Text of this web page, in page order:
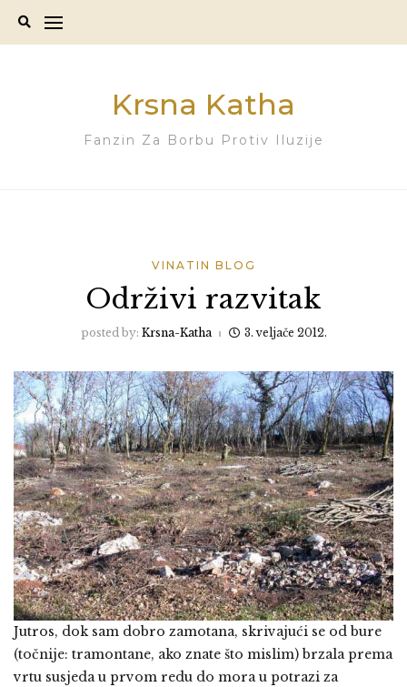
Krsna Katha
Fanzin Za Borbu Protiv Iluzije
VINATIN BLOG
Održivi razvitak
posted by: Krsna-Katha 3. veljače 2012.
Jutros, dok sam dobro zamotana, skrivajući se od bure
(točnije: tramontane, ako znate što mislim) brzala prema
vrtu susjeda u prvom redu do mora u potrazi za